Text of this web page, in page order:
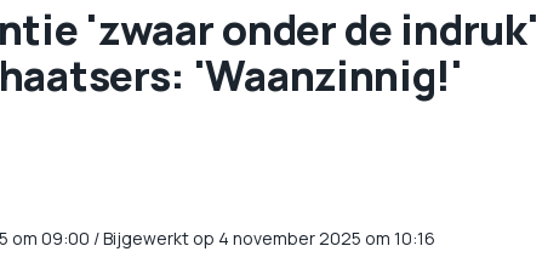
'zwaar onder de indruk'
'Waanzinnig!'
om 09:00 /Bijgewerkt op 4 november 2025 om 10:16